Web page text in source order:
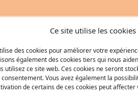
Ce site utilise les cookies
des cookies pour améliorer votre
également des cookies tiers qui nous
utilisez ce site web. Ces cookies ne seront
Vous avez également la
de certains de ces cookies peut